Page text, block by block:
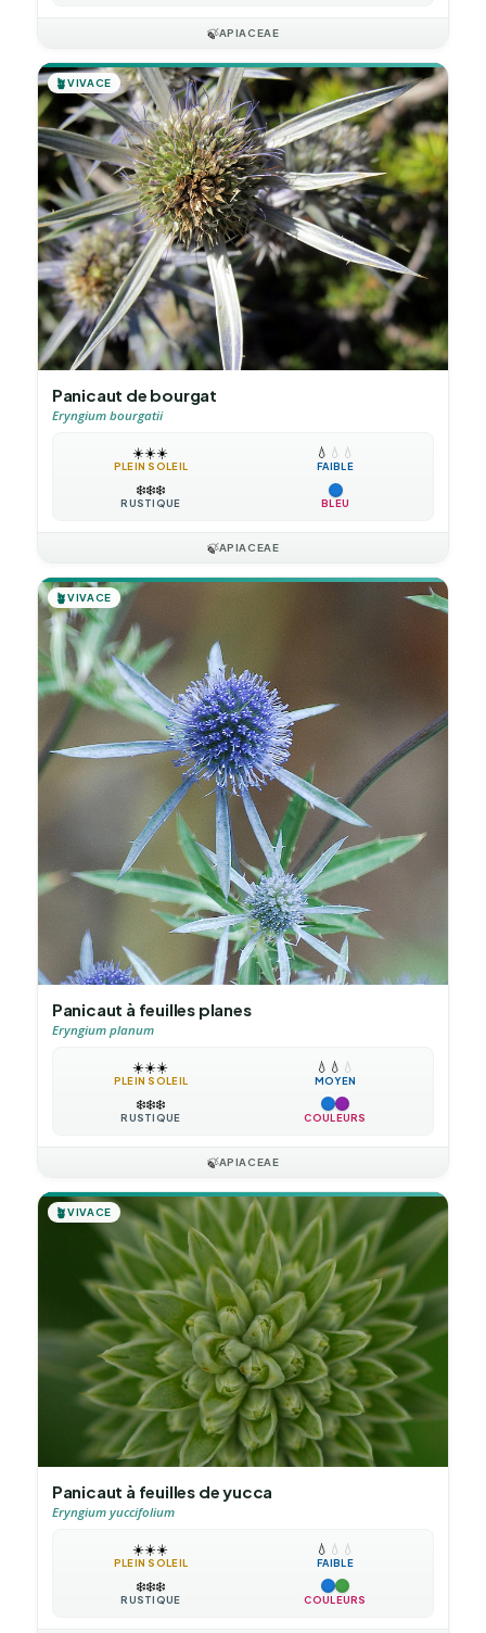
🍃APIACEAE
🪴VIVACE
Panicaut de bourgat
Eryngium bourgatii
☀️☀️☀️
PLEIN SOLEIL
💧 💧 💧
FAIBLE
❄️❄️❄️
RUSTIQUE BLEU
🍃APIACEAE
🪴VIVACE
Panicaut à feuilles planes
Eryngium planum
☀️☀️☀️
PLEIN SOLEIL
💧 💧 💧
MOYEN
❄️❄️❄️
RUSTIQUE COULEURS
🍃APIACEAE
🪴VIVACE
Panicaut à feuilles de yucca
Eryngium yuccifolium
☀️☀️☀️
PLEIN SOLEIL
💧 💧 💧
FAIBLE
❄️❄️❄️
RUSTIQUE COULEURS